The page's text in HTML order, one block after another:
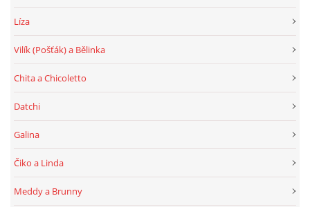
Líza
Vilík (Pošťák) a Bělinka
Chita a Chicoletto
Datchi
Galina
Čiko a Linda
Meddy a Brunny